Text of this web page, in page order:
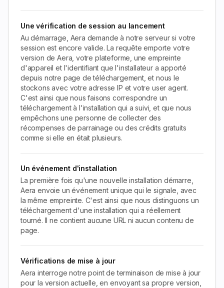
Une vérification de session au lancement
Au démarrage, Aera demande à notre serveur si votre
session est encore valide. La requête emporte votre
version de Aera, votre plateforme, une empreinte
d'appareil et l'identifiant que l'installateur a apporté
depuis notre page de téléchargement, et nous le
stockons avec votre adresse IP et votre user agent.
C'est ainsi que nous faisons correspondre un
téléchargement à l'installation qui a suivi, et que nous
empêchons une personne de collecter des
récompenses de parrainage ou des crédits gratuits
comme si elle en était plusieurs.
Un événement d'installation
La première fois qu'une nouvelle installation démarre,
Aera envoie un événement unique qui le signale, avec
la même empreinte. C'est ainsi que nous distinguons un
téléchargement d'une installation qui a réellement
tourné. Il ne contient aucune URL ni aucun contenu de
page.
Vérifications de mise à jour
Aera interroge notre point de terminaison de mise à jour
pour la version actuelle, en envoyant sa propre version,